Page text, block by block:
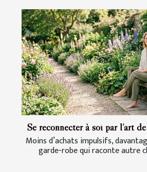
Se reconnecter à soi par l’art
Moins d’achats impulsifs,
garde-robe qui raconte autre